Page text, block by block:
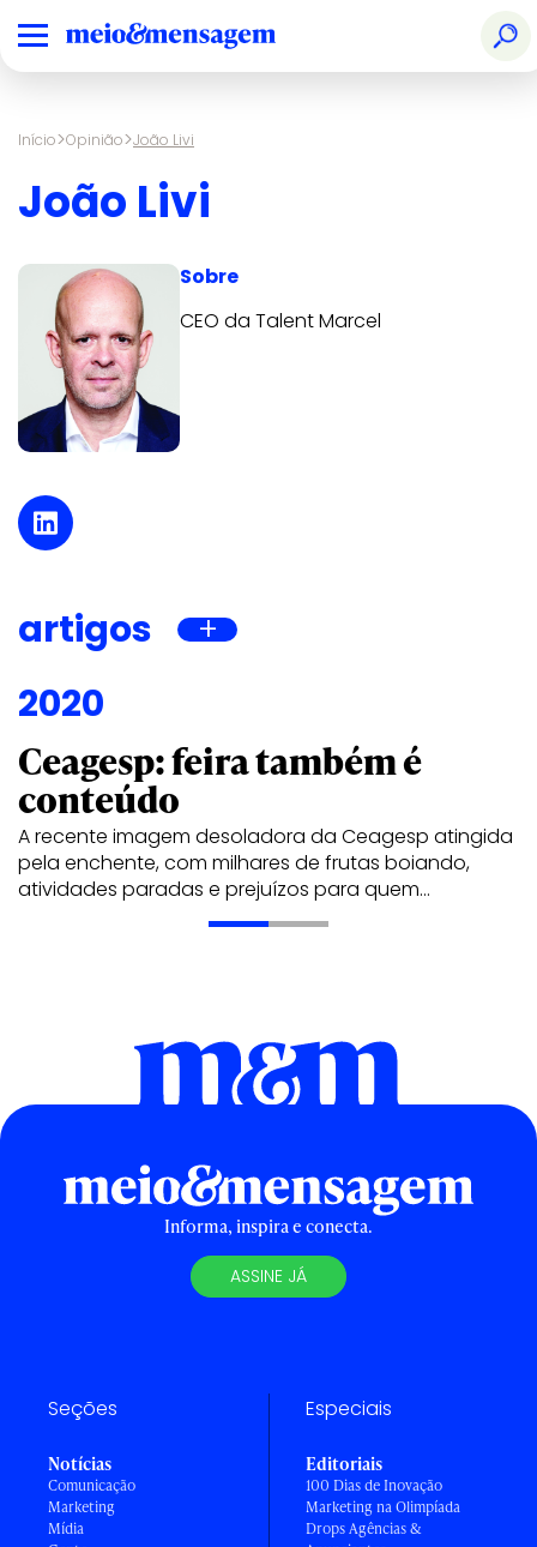
Início>Opinião>João Livi
João Livi
Sobre
CEO da Talent Marcel
artigos
2020
Ceagesp: feira também é
conteúdo
A recente imagem desoladora da Ceagesp atingida
pela enchente, com milhares de frutas boiando,
atividades paradas e prejuízos para quem…
Informa, inspira e conecta.
ASSINE JÁ
Seções
Notícias
Comunicação
Marketing
Mídia
Especiais
Editoriais
100 Dias de Inovação
Marketing na Olimpíada
Drops Agências &